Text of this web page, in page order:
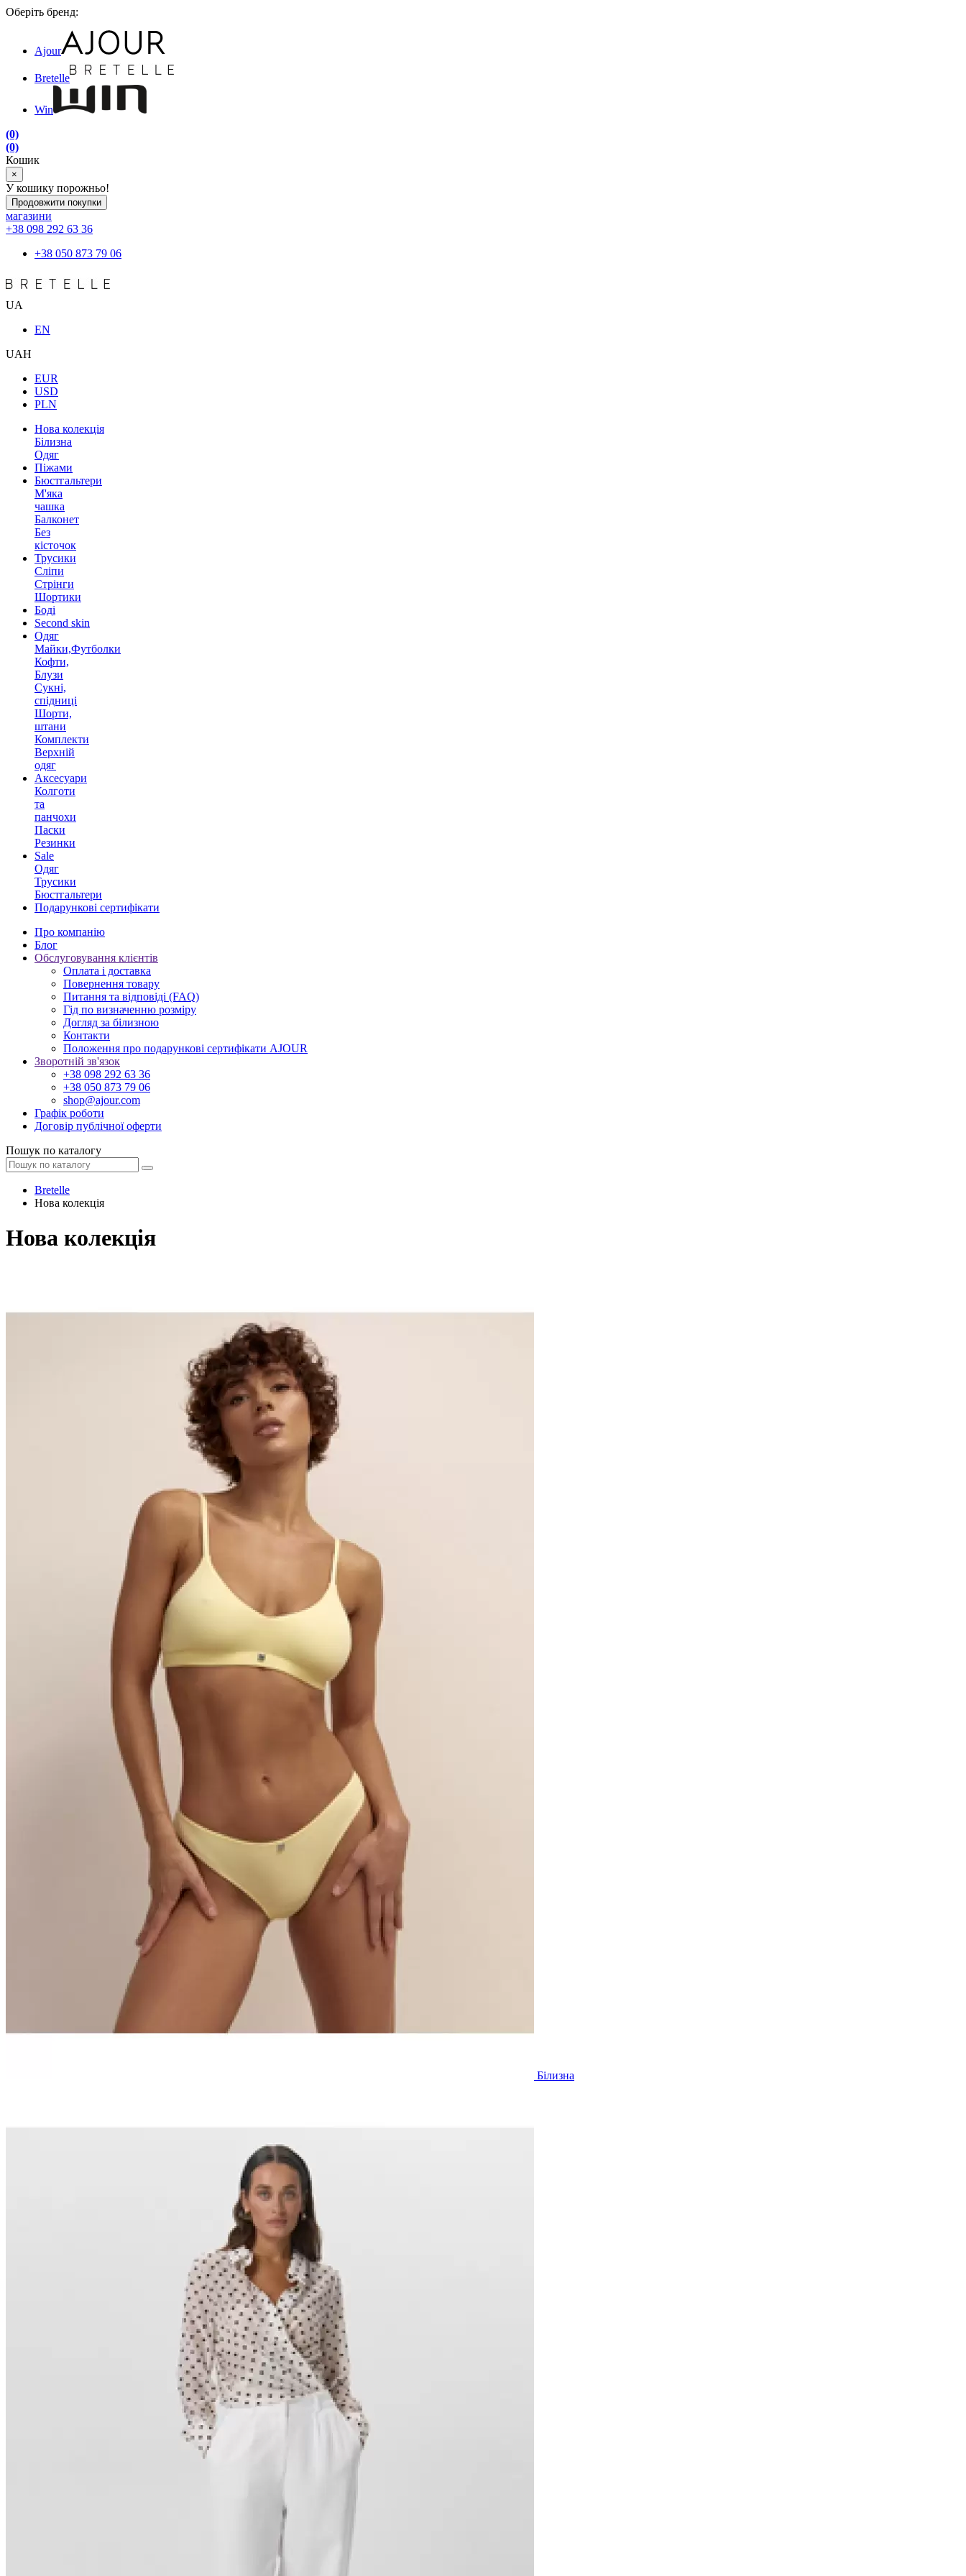
Оберіть бренд:
Ajour
Bretelle
Win
(0)
(0)
Кошик
×
У кошику порожньо!
Продовжити покупки
магазини
+38 098 292 63 36
+38 050 873 79 06
UA
EN
UAH
EUR
USD
PLN
Нова колекція
Білизна
Одяг
Піжами
Бюстгальтери
М'яка
чашка
Балконет
Без
кісточок
Трусики
Сліпи
Стрінги
Шортики
Боді
Second skin
Одяг
Майки,Футболки
Кофти,
Блузи
Сукні,
спідниці
Шорти,
штани
Комплекти
Верхній
одяг
Аксесуари
Колготи
та
панчохи
Паски
Резинки
Sale
Одяг
Трусики
Бюстгальтери
Подарункові сертифікати
Про компанію
Блог
Обслуговування клієнтів
Оплата і доставка
Повернення товару
Питання та відповіді (FAQ)
Гід по визначенню розміру
Догляд за білизною
Контакти
Положення про подарункові сертифікати AJOUR
Зворотній зв'язок
+38 098 292 63 36
+38 050 873 79 06
shop@ajour.com
Графік роботи
Договір публічної оферти
Пошук по каталогу
Bretelle
Нова колекція
Нова колекція
Білизна